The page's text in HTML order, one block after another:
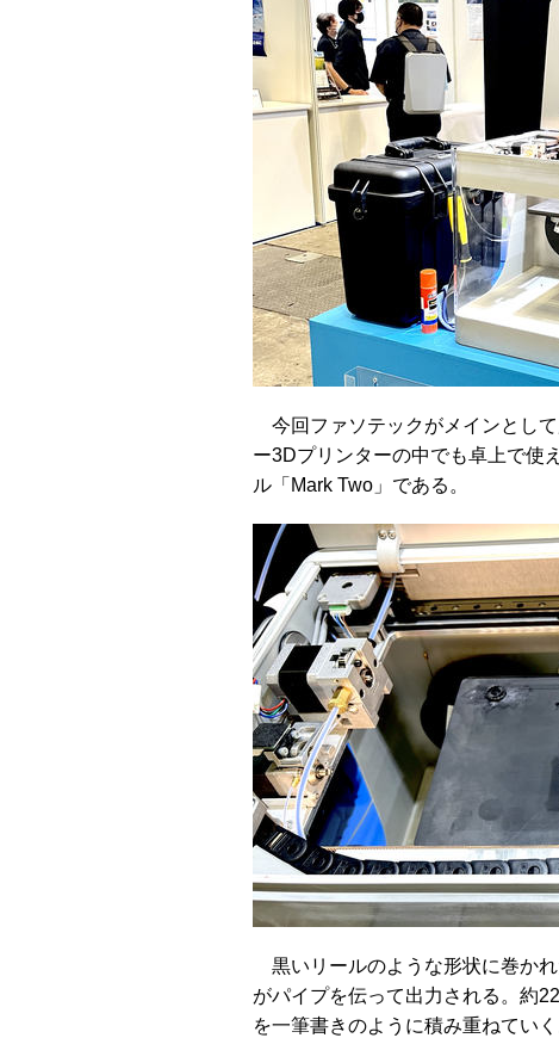
今回ファソテックがメインとし
ー3Dプリンターの中でも卓上で使
ル「Mark Two」である。
黒いリールのような形状に巻か
がパイプを伝って出力される。約
を一筆書きのように積み重ねていく